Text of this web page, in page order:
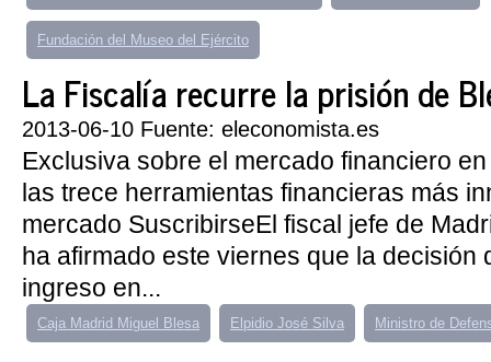
Fundación del Museo del Ejército
La Fiscalía recurre la prisión de
2013-06-10 Fuente: eleconomista.es
Exclusiva sobre el mercado financiero
las trece herramientas financieras más
mercado SuscribirseEl fiscal jefe de
ha afirmado este viernes que la decisión
ingreso en...
Caja Madrid Miguel Blesa Elpidio José Silva Ministro de